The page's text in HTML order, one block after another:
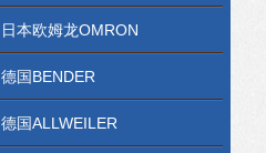
日本欧姆龙OMRON
德国BENDER
德国ALLWEILER